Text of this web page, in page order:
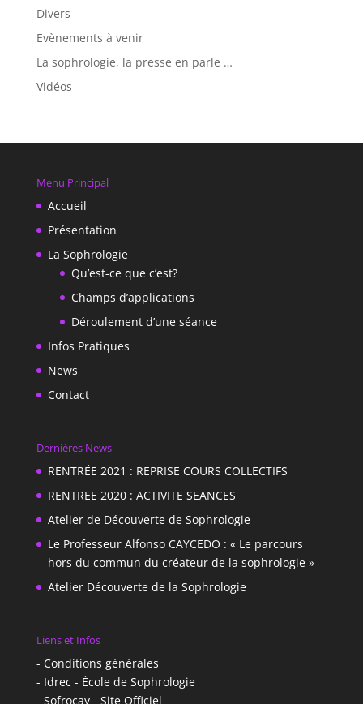
Divers
Evènements à venir
La sophrologie, la presse en parle …
Vidéos
Menu Principal
Accueil
Présentation
La Sophrologie
Qu’est-ce que c’est?
Champs d’applications
Déroulement d’une séance
Infos Pratiques
News
Contact
Dernières News
RENTRÉE 2021 : REPRISE COURS COLLECTIFS
RENTREE 2020 : ACTIVITE SEANCES
Atelier de Découverte de Sophrologie
Le Professeur Alfonso CAYCEDO : « Le parcours
hors du commun du créateur de la sophrologie »
Atelier Découverte de la Sophrologie
Liens et Infos
- Conditions générales
- Idrec - École de Sophrologie
- Sofrocay - Site Officiel